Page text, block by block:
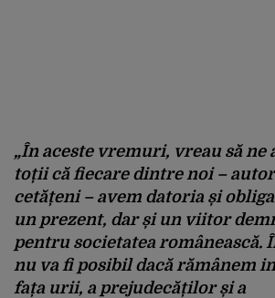
„În aceste vremuri, vreau să
toții că fiecare dintre noi –
cetățeni – avem datoria și
un prezent, dar și un viitor
pentru societatea românească.
nu va fi posibil dacă rămânem
fața urii, a prejudecăților și a